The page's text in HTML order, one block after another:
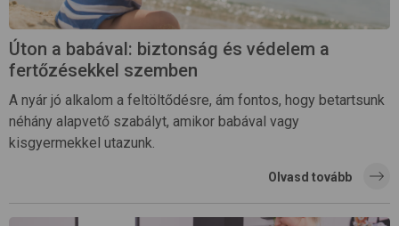
Úton a babával: biztonság és védelem a
fertőzésekkel szemben
A nyár jó alkalom a feltöltődésre, ám fontos, hogy betartsunk
néhány alapvető szabályt, amikor babával vagy
kisgyermekkel utazunk.
Olvasd tovább